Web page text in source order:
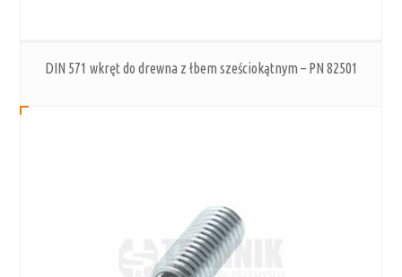
DIN 571 wkręt do drewna z łbem sześciokątnym – PN 82501